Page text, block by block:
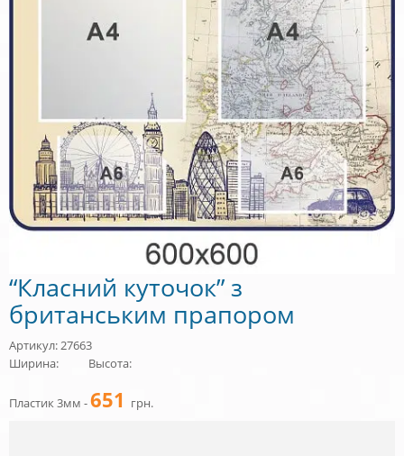
“Класний куточок” з
британським прапором
Артикул: 27663
Ширина:
Высота:
Пластик 3мм -651 грн.